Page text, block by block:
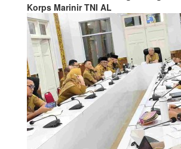
Korps Marinir TNI AL